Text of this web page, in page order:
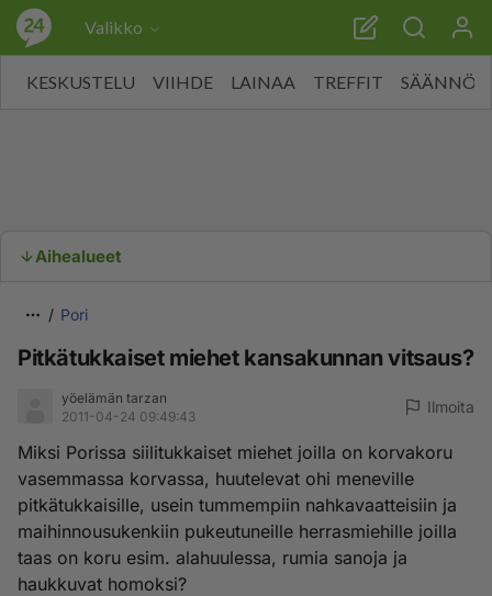
Valikko
KESKUSTELU VIIHDE LAINAA TREFFIT SÄÄNNÖT
Aihealueet
Pori
Pitkätukkaiset miehet kansakunnan vitsaus?
yöelämän tarzan
2011-04-24 09:49:43
Ilmoita
Miksi Porissa siilitukkaiset miehet joilla on korvakoru
vasemmassa korvassa, huutelevat ohi meneville
pitkätukkaisille, usein tummempiin nahkavaatteisiin ja
maihinnousukenkiin pukeutuneille herrasmiehille joilla
taas on koru esim. alahuulessa, rumia sanoja ja
haukkuvat homoksi?